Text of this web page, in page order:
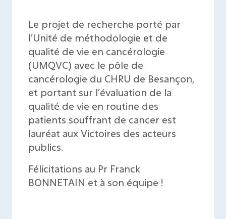
Le projet de recherche porté par
l’Unité de méthodologie et de
qualité de vie en cancérologie
(UMQVC) avec le pôle de
cancérologie du CHRU de Besançon,
et portant sur l’évaluation de la
qualité de vie en routine des
patients souffrant de cancer est
lauréat aux Victoires des acteurs
publics.
Félicitations au Pr Franck
BONNETAIN et à son équipe !